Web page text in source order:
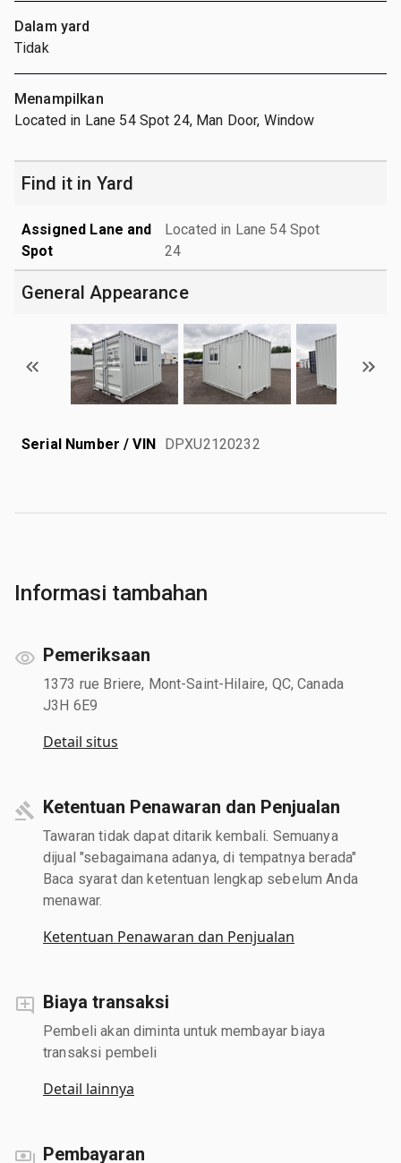
Dalam yard
Tidak
Menampilkan
Located in Lane 54 Spot 24, Man Door, Window
Find it in Yard
Assigned Lane and
Spot
Located in Lane 54 Spot
24
General Appearance
Serial Number / VIN DPXU2120232
Informasi tambahan
Pemeriksaan
1373 rue Briere, Mont-Saint-Hilaire, QC, Canada
J3H 6E9
Detail situs
Ketentuan Penawaran dan Penjualan
Tawaran tidak dapat ditarik kembali. Semuanya
dijual "sebagaimana adanya, di tempatnya berada"
Baca syarat dan ketentuan lengkap sebelum Anda
menawar.
Ketentuan Penawaran dan Penjualan
Biaya transaksi
Pembeli akan diminta untuk membayar biaya
transaksi pembeli
Detail lainnya
Pembayaran